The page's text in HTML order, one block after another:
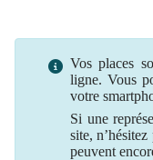
Vos places
ligne. Vous
votre
Si une
site,
peuvent